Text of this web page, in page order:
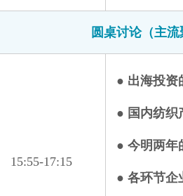
圆桌讨论（主
15:55-17:15
● 出海投资
● 国内纺织
● 今明两年
● 各环节企